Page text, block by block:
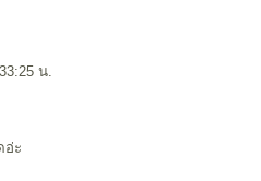
น.
อ่ะ